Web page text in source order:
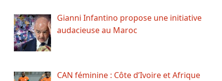
Gianni Infantino propose une initiative
audacieuse au Maroc
CAN féminine : Côte d’Ivoire et Afrique